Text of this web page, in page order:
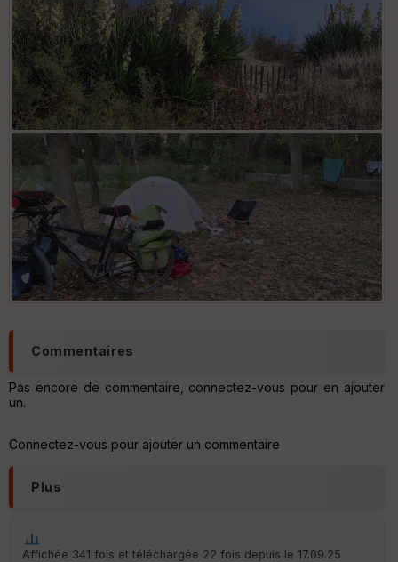
Commentaires
Pas encore de commentaire, connectez-vous pour en ajouter
un.
Connectez-vous pour ajouter un commentaire
Plus
Affichée 341 fois et téléchargée 22 fois depuis le 17.09.25